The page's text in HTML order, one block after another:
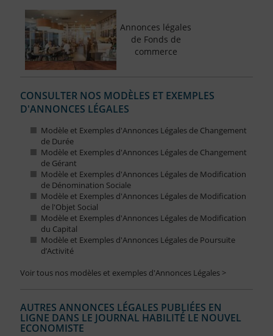
Annonces légales
de Fonds de
commerce
CONSULTER NOS MODÈLES ET EXEMPLES
D'ANNONCES LÉGALES
Modèle et Exemples d'Annonces Légales de Changement
de Durée
Modèle et Exemples d'Annonces Légales de Changement
de Gérant
Modèle et Exemples d'Annonces Légales de Modification
de Dénomination Sociale
Modèle et Exemples d'Annonces Légales de Modification
de l'Objet Social
Modèle et Exemples d'Annonces Légales de Modification
du Capital
Modèle et Exemples d'Annonces Légales de Poursuite
d’Activité
Voir tous nos modèles et exemples d'Annonces Légales >
AUTRES ANNONCES LÉGALES PUBLIÉES EN
LIGNE DANS LE JOURNAL HABILITÉ LE NOUVEL
ECONOMISTE